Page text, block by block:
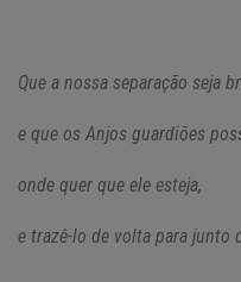
Que a nossa separação seja
e que os Anjos guardiões
onde quer que ele esteja,
e trazê-lo de volta para junto